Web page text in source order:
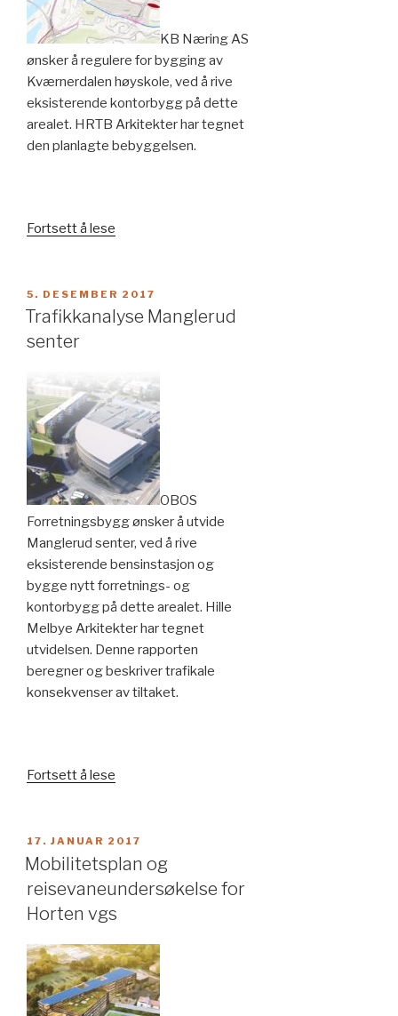
KB Næring AS
ønsker å regulere for bygging av
Kværnerdalen høyskole, ved å rive
eksisterende kontorbygg på dette
arealet. HRTB Arkitekter har tegnet
den planlagte bebyggelsen.
Fortsett å lese
PUBLISERT
5. DESEMBER 2017
Trafikkanalyse Manglerud
senter
OBOS
Forretningsbygg ønsker å utvide
Manglerud senter, ved å rive
eksisterende bensinstasjon og
bygge nytt forretnings- og
kontorbygg på dette arealet. Hille
Melbye Arkitekter har tegnet
utvidelsen. Denne rapporten
beregner og beskriver trafikale
konsekvenser av tiltaket.
Fortsett å lese
PUBLISERT
17. JANUAR 2017
Mobilitetsplan og
reisevaneundersøkelse for
Horten vgs